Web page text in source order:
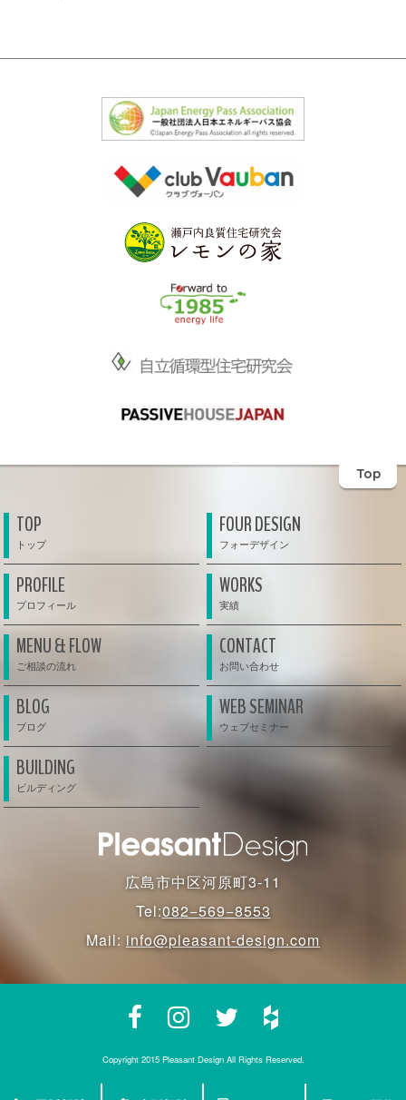
Top
TOP FOUR DESIGN
PROFILE WORKS
MENU & FLOW CONTACT
BLOG WEB SEMINAR
BUILDING
広島市中区河原町3-11
Tel:082−569−8553
Mail: info@pleasant-design.com
Copyright 2015 Pleasant Design All Rights Reserved.